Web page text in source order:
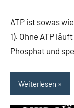
ATP ist sowas
1). Ohne ATP
Phosphat und
Weiterlesen